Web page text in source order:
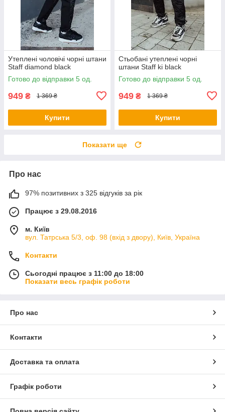
Утеплені чоловічі чорні штани
Staff diamond black
Готово до відправки 5 од.
949 ₴ 1 369 ₴
Купити
Стьобані утеплені чорні
штани Staff ki black
Готово до відправки 5 од.
949 ₴ 1 369 ₴
Купити
Показати ще
Про нас
97% позитивних з 325 відгуків за рік
Працює з 29.08.2016
м. Київ
вул. Татрська 5/3, оф. 98 (вхід з двору), Київ, Україна
Контакти
Сьогодні працює з 11:00 до 18:00
Показати весь графік роботи
Про нас
Контакти
Доставка та оплата
Графік роботи